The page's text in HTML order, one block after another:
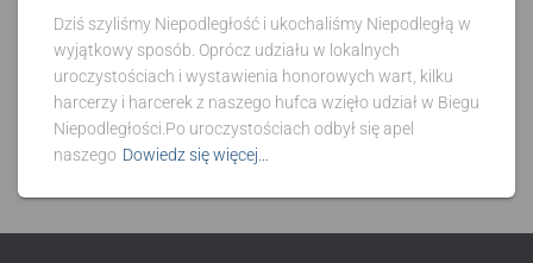
Dziś szyliśmy Niepodległość i ukochaliśmy Niepodległą w
wyjątkowy sposób. Oprócz udziału w lokalnych
uroczystościach i wystawienia honorowych wart, kilku
harcerzy i harcerek z naszego hufca wzięło udział w Biegu
Niepodległości.Po uroczystościach odbył się apel
naszego Dowiedz się więcej…